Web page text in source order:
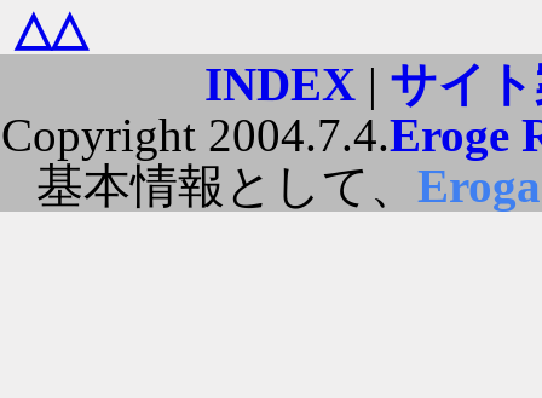
△△
INDEX| サイ
Copyright 2004.7.4.Eroge
基本情報として、